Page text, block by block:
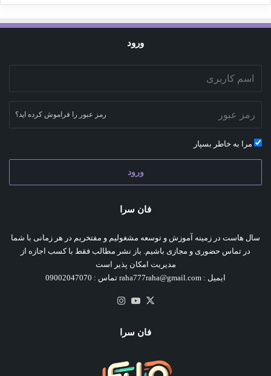
ورود
رمز عبور را فراموش کرده اید؟
مرا به خاطر بسپار
ورود
فان سرا
سال هاست در زمینه آموزش و توسعه مشغولیم و مفتخریم در هر زمانی با شما
در تماس حضوری و مجازی باشیم. باز نشر مطالب فقط با کسب اجازه از
مدیریت امکان پذیر است
ایمیل : raha777raha@gmail.com تماس : 09002047070
X یوتیوب
فان سرا